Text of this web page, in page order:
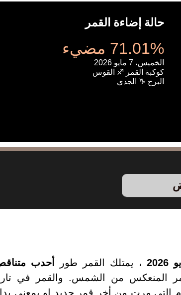
حالة إضاءة القمر
71.01% مضيء
الخميس، 7 مايو 2026
كوكبة القمر ♐ القوس
البرج ♑ الجدي
، يمتلك القمر طور أحدب
لضوء القمر المنعكس من الشمس. والقمر في
20.11 يومًا وتعتبر عدد الأيام التي مرت من أخر قمر جديد او بمعنى